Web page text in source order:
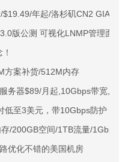
年起/洛杉矶CN2 GIA/日
版公测 可视化LNMP管理面板
方案补货/512M内存
务器$89/月起,10Gbps带宽,支
低至3美元，带10Gbps防护
/200GB空间/1TB流量/1Gbps/
优化不错的美国机房